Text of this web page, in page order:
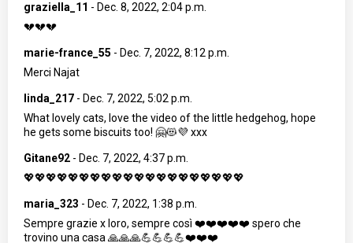
graziella_11 - Dec. 8, 2022, 2:04 p.m.
💔💔💔
marie-france_55 - Dec. 7, 2022, 8:12 p.m.
Merci Najat
linda_217 - Dec. 7, 2022, 5:02 p.m.
What lovely cats, love the video of the little hedgehog, hope
he gets some biscuits too! 🤗😻💜 xxx
Gitane92 - Dec. 7, 2022, 4:37 p.m.
💖💖💖💖💖💖💖💖💖💖💖💖💖💖💖💖💖💖💖💖
maria_323 - Dec. 7, 2022, 1:38 p.m.
Sempre grazie x loro, sempre così ❤️❤️❤️❤️❤️ spero che
trovino una casa 🙏🙏🙏💪💪💪💪❤️❤️❤️